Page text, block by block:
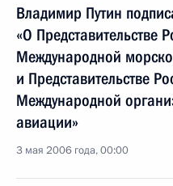
Владимир Путин
«О Представительстве
Международной
и Представительстве
Международной
авиации»
3 мая 2006 года, 00:00